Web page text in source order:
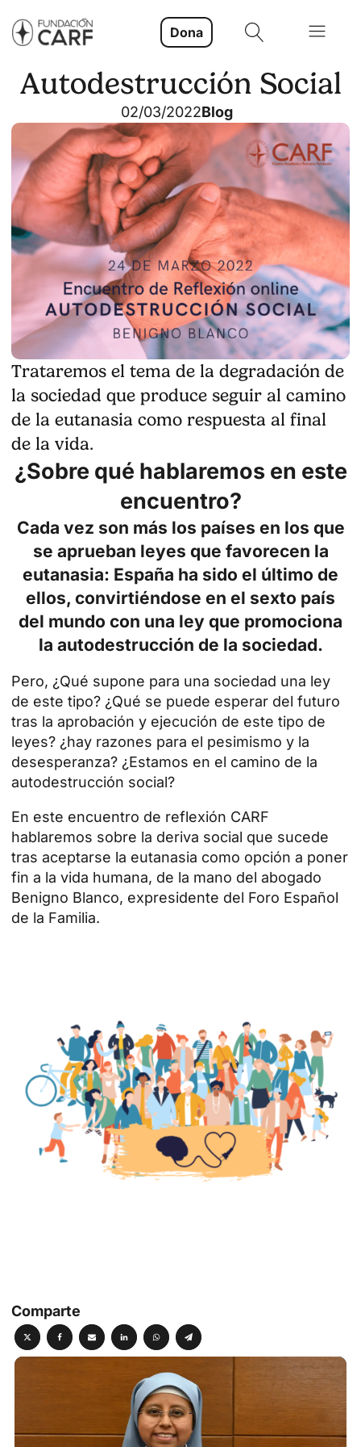
Dona
Autodestrucción Social
02/03/2022Blog
Trataremos el tema de la degradación de
la sociedad que produce seguir al camino
de la eutanasia como respuesta al final
de la vida.
¿Sobre qué hablaremos en este
encuentro?
Cada vez son más los países en los que
se aprueban leyes que favorecen la
eutanasia: España ha sido el último de
ellos, convirtiéndose en el sexto país
del mundo con una ley que promociona
la autodestrucción de la sociedad.
Pero, ¿Qué supone para una sociedad una ley
de este tipo? ¿Qué se puede esperar del futuro
tras la aprobación y ejecución de este tipo de
leyes? ¿hay razones para el pesimismo y la
desesperanza? ¿Estamos en el camino de la
autodestrucción social?
En este encuentro de reflexión CARF
hablaremos sobre la deriva social que sucede
tras aceptarse la eutanasia como opción a poner
fin a la vida humana, de la mano del abogado
Benigno Blanco, expresidente del Foro Español
de la Familia.
Comparte